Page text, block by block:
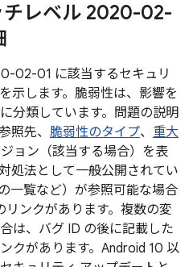
チレベル 2020-02-
02-01 に該当するセキュリ
示します。脆弱性は、影響を
分類しています。問題の説明
照先、 脆弱性のタイプ、 重大
ョン（該当する場合）を表
処法として一般公開されてい
一覧など）が参照可能な場合
ンクがあります。複数の変
は、バグ ID の後に記載した
クがあります。Android 10 以